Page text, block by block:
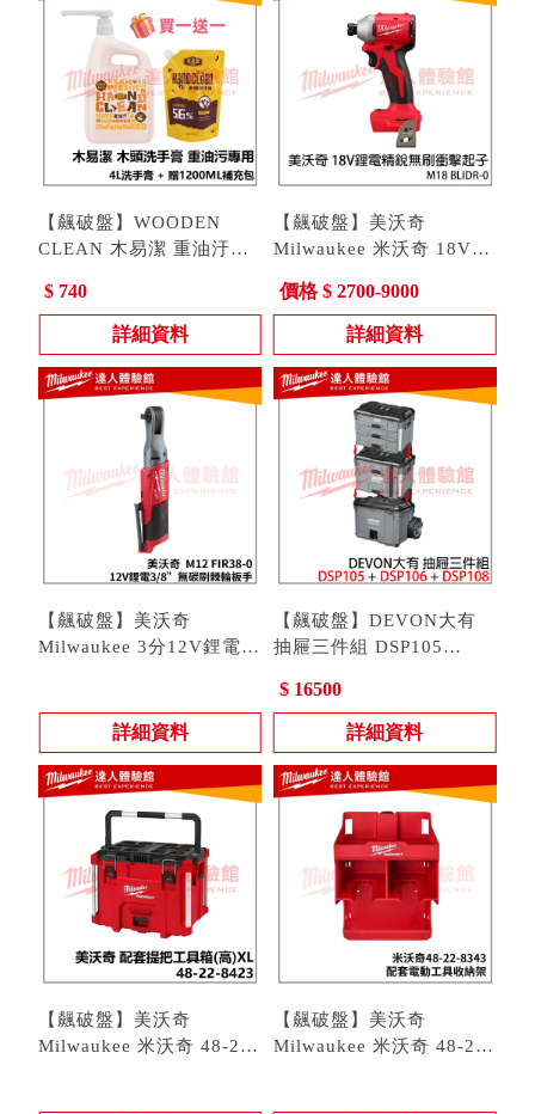
【飆破盤】WOODEN
CLEAN 木易潔 重油汙木
油
$ 740
詳細資料
【飆破盤】美沃奇
Milwaukee 米沃奇 18V鋰
BLIDR-0 M18BLIDR
價格 $ 2700-9000
詳細資料
【飆破盤】美沃奇
Milwaukee 3分12V鋰電無
詳細資料
【飆破盤】DEVON大有
抽屜三件組 DSP105
抽 三抽 收納 工程 推車
DSP108 | DSP302
$ 16500
詳細資料
【飆破盤】美沃奇
Milwaukee 米沃奇 48-22-
【飆破盤】美沃奇
Milwaukee 米沃奇 48-22-